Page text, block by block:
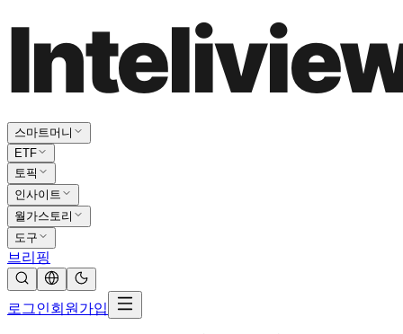
스마트머니
ETF
토픽
인사이트
월가스토리
도구
브리핑
로그인회원가입